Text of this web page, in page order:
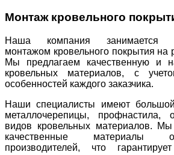
Монтаж кровельного
Наша компания занимается
монтажом кровельного покрытия на
Мы предлагаем качественную и
кровельных материалов, с
особенностей каждого заказчика.
Наши специалисты имеют
металлочерепицы, профнастила,
видов кровельных материалов. Мы
качественные материалы
производителей, что